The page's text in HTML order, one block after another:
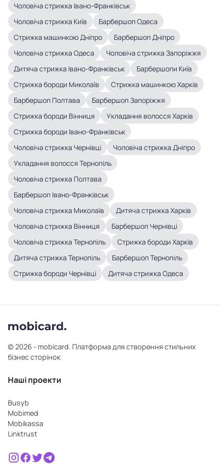
Чоловіча стрижка Івано-Франківськ
Чоловіча стрижка Київ
Барбершоп Одеса
Стрижка машинкою Дніпро
Барбершоп Дніпро
Чоловіча стрижка Одеса
Чоловіча стрижка Запоріжжя
Дитяча стрижка Івано-Франківськ
Барбершопи Київ
Стрижка бороди Миколаїв
Стрижка машинкою Харків
Барбершоп Полтава
Барбершоп Запоріжжя
Стрижка бороди Вінниця
Укладання волосся Харків
Стрижка бороди Івано-Франківськ
Чоловіча стрижка Чернівці
Чоловіча стрижка Дніпро
Укладання волосся Тернопіль
Чоловіча стрижка Полтава
Барбершоп Івано-Франківськ
Чоловіча стрижка Миколаїв
Дитяча стрижка Харків
Чоловіча стрижка Вінниця
Барбершоп Чернівці
Чоловіча стрижка Тернопіль
Стрижка бороди Харків
Дитяча стрижка Тернопіль
Барбершоп Тернопіль
Стрижка бороди Чернівці
Дитяча стрижка Одеса
© 2026 - mobicard. Платформа для створення стильних
бізнес сторінок
Наші проекти
Busyb
Mobimed
Mobikassa
Linktrust